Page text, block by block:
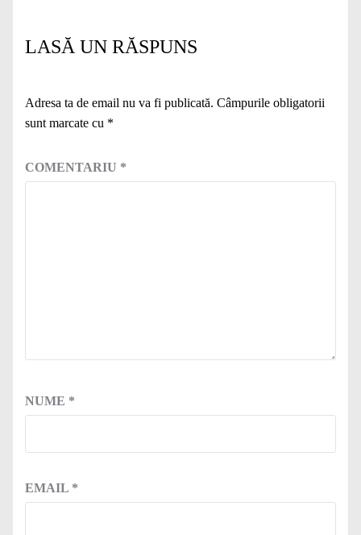
LASĂ UN RĂSPUNS
Adresa ta de email nu va fi publicată. Câmpurile obligatorii
sunt marcate cu *
COMENTARIU *
NUME *
EMAIL *